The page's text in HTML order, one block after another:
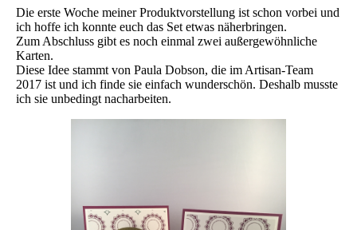
Die erste Woche meiner Produktvorstellung ist schon vorbei und
ich hoffe ich konnte euch das Set etwas näherbringen.
Zum Abschluss gibt es noch einmal zwei außergewöhnliche
Karten.
Diese Idee stammt von Paula Dobson, die im Artisan-Team
2017 ist und ich finde sie einfach wunderschön. Deshalb musste
ich sie unbedingt nacharbeiten.